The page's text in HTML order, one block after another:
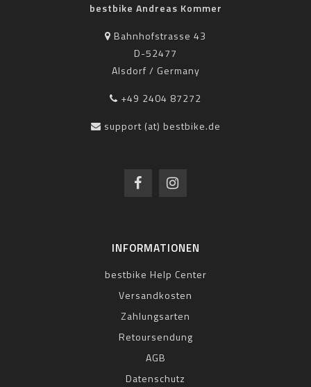
bestbike Andreas Kommer
Bahnhofstrasse 43
D-52477
Alsdorf / Germany
+49 2404 87272
support (at) bestbike.de
INFORMATIONEN
bestbike Help Center
Versandkosten
Zahlungsarten
Retoursendung
AGB
Datenschutz